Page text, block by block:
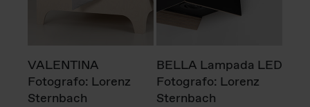
VALENTINA
Fotografo: Lorenz
Sternbach
BELLA Lampada LED
Fotografo: Lorenz
Sternbach